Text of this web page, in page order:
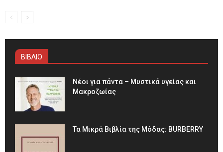
ΒΙΒΛΙΟ
Νέοι για πάντα – Μυστικά υγείας και
Μακροζωίας
Τα Μικρά Βιβλία της Μόδας: BURBERRY